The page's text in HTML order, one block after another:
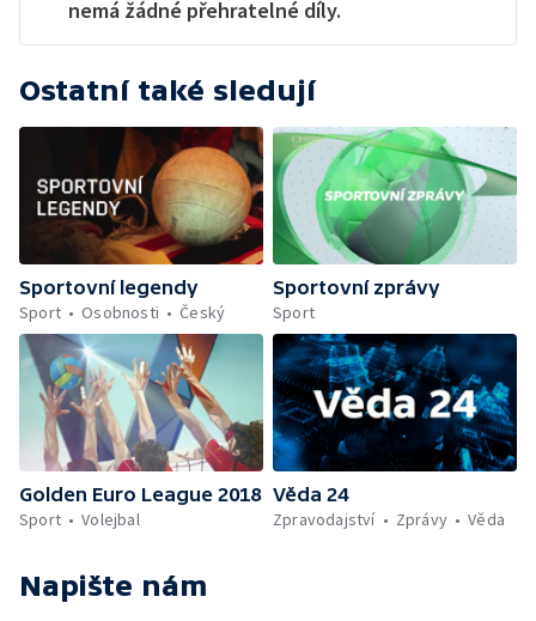
nemá žádné přehratelné díly.
Ostatní také sledují
Sportovní legendy
Sport
Osobnosti Český
Sportovní zprávy
Sport
Golden Euro League 2018
Sport
Volejbal
Věda 24
Zpravodajství
Zprávy Věda
Napište nám